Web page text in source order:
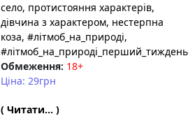
село, протистояння характерів,
дівчина з характером, нестерпна
коза, #літмоб_на_природі,
#літмоб_на_природі_перший_тиждень
Обмеження: 18+
Ціна: 29грн
( Читати... )